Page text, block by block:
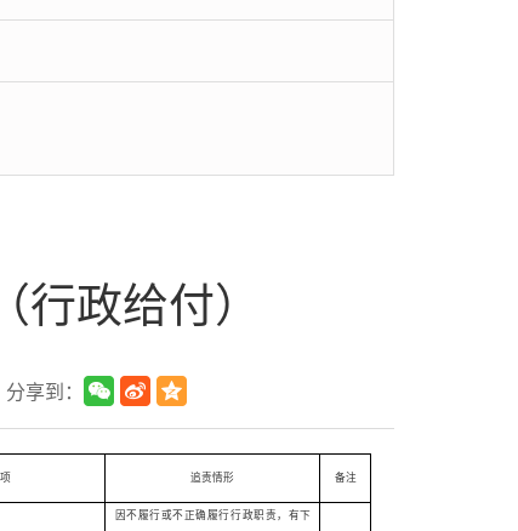
政给付）
分享到：
追责情形 备注
因不履行或不正确履行行政职责，有下